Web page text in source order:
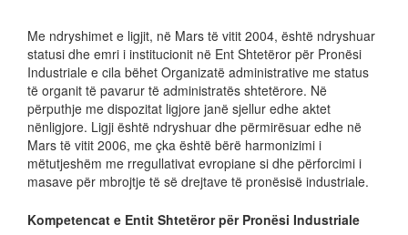
Me ndryshimet e ligjit, në Mars të vitit 2004, është ndryshuar
statusi dhe emri i institucionit në Ent Shtetëror për Pronësi
Industriale e cila bëhet Organizatë administrative me status
të organit të pavarur të administratës shtetërore. Në
përputhje me dispozitat ligjore janë sjellur edhe aktet
nënligjore. Ligji është ndryshuar dhe përmirësuar edhe në
Mars të vitit 2006, me çka është bërë harmonizimi i
mëtutjeshëm me rregullativat evropiane si dhe përforcimi i
masave për mbrojtje të së drejtave të pronësisë industriale.
Kompetencat e Entit Shtetëror për Pronësi Industriale